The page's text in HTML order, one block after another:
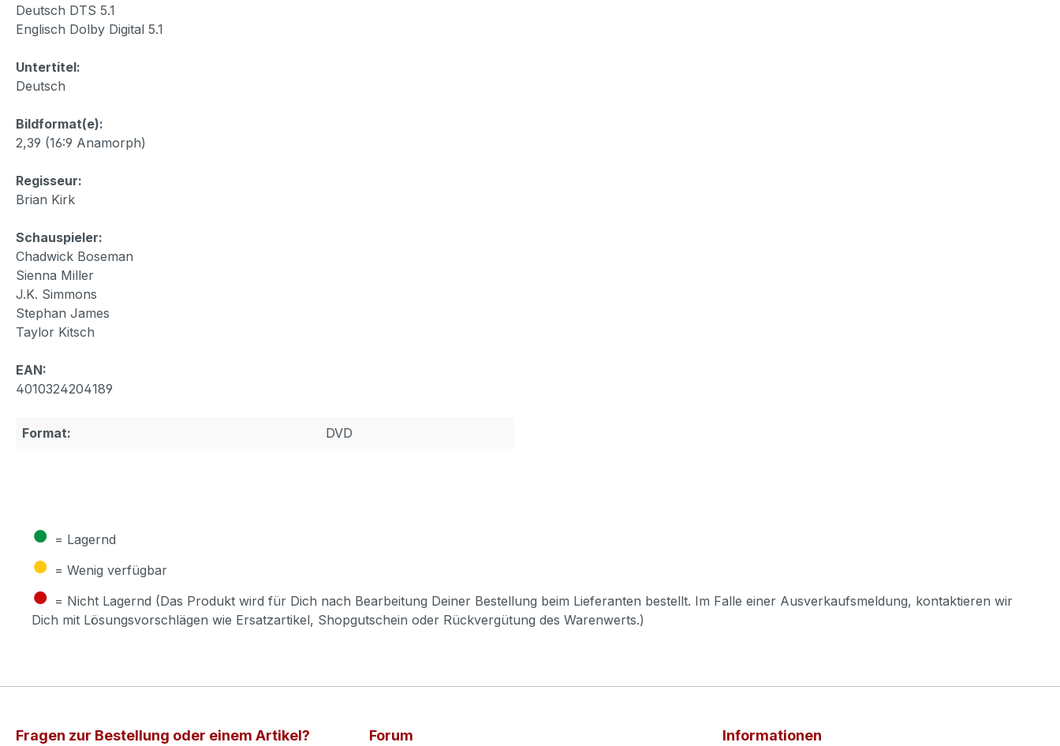
Deutsch DTS 5.1
Englisch Dolby Digital 5.1
Untertitel:
Deutsch
Bildformat(e):
2,39 (16:9 Anamorph)
Regisseur:
Brian Kirk
Schauspieler:
Chadwick Boseman
Sienna Miller
J.K. Simmons
Stephan James
Taylor Kitsch
EAN:
4010324204189
Format: DVD
● = Lagernd
● = Wenig verfügbar
● = Nicht Lagernd (Das Produkt wird für Dich nach Bearbeitung Deiner Bestellung beim Lieferanten bestellt. Im Falle einer Ausverkaufsmeldung, kontaktieren wir
Dich mit Lösungsvorschlägen wie Ersatzartikel, Shopgutschein oder Rückvergütung des Warenwerts.)
Fragen zur Bestellung oder einem Artikel? Forum Informationen